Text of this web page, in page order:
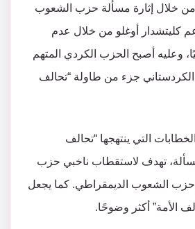
من خلال إثارة مسألة حزب الشعوب
كليتشدار أوغلو من خلال عدم
وعليه أصبح الحزب الكردي المتهم
جزء من طاولة “تحالف
التي ينتهجها “تحالف
تهدف لاستقطاب ناخبي حزب
حزب الشعوب الديمقراطي. كما يجعل
الأمة” أكثر وضوحًا.